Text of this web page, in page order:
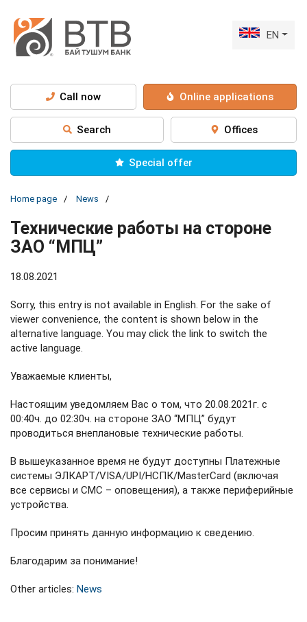
EN
Call now Online applications
Search Offices
Special offer
Home page News
Технические работы на стороне
ЗАО “МПЦ”
18.08.2021
Sorry, this entry is not available in English. For the sake of
viewer convenience, the content is shown below in the
alternative language. You may click the link to switch the
active language.
Уважаемые клиенты,
Настоящим уведомляем Вас о том, что 20.08.2021г. с
00:40ч. до 02:30ч. на стороне ЗАО “МПЦ” будут
проводиться внеплановые технические работы.
В вышеуказанное время не будут доступны Платежные
системы ЭЛКАРТ/VISA/UPI/НСПК/MasterCard (включая
все сервисы и СМС – оповещения), а также периферийные
устройства.
Просим принять данную информацию к сведению.
Благодарим за понимание!
Other articles: News